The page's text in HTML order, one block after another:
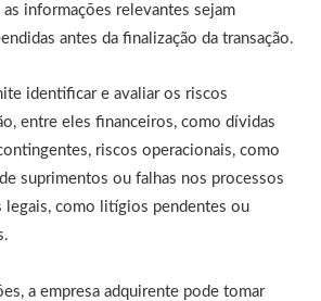
informações relevantes sejam
antes da finalização da transação.
identificar e avaliar os riscos
entre eles financeiros, como dívidas
riscos operacionais, como
suprimentos ou falhas nos processos
legais, como litígios pendentes ou
a empresa adquirente pode tomar